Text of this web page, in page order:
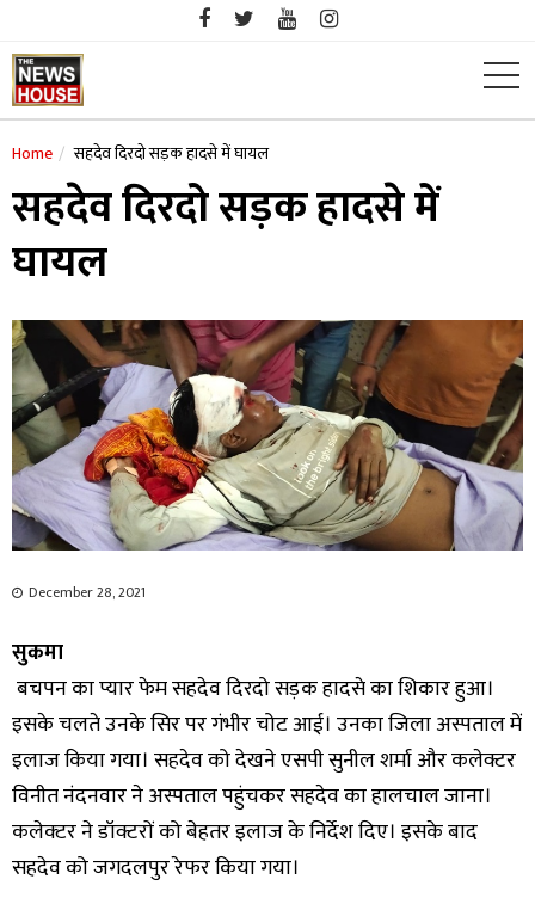
content
Home सहदेव दिरदो सड़क हादसे में घायल
सहदेव दिरदो सड़क हादसे में
घायल
December 28, 2021
सुकमा
बचपन का प्यार फेम सहदेव दिरदो सड़क हादसे का शिकार हुआ।
इसके चलते उनके सिर पर गंभीर चोट आई। उनका जिला अस्पताल में
इलाज किया गया। सहदेव को देखने एसपी सुनील शर्मा और कलेक्टर
विनीत नंदनवार ने अस्पताल पहुंचकर सहदेव का हालचाल जाना।
कलेक्‍टर ने डॉक्टरों को बेहतर इलाज के निर्देश दिए। इसके बाद
सहदेव को जगदलपुर रेफर किया गया।